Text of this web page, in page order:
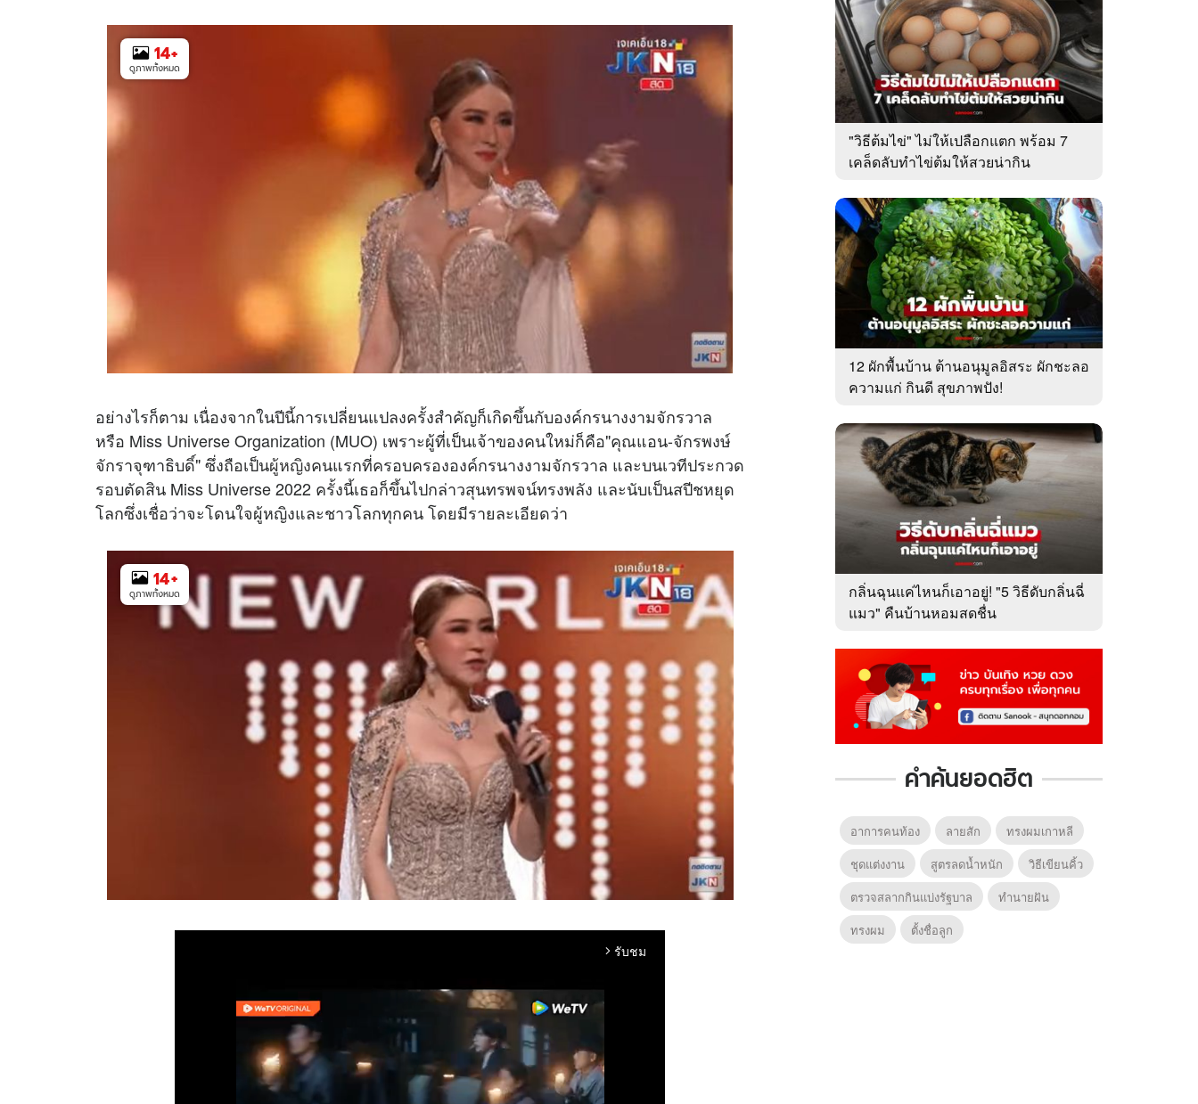
14+
ดูภาพทั้งหมด
อย่างไรก็ตาม เนื่องจากในปีนี้การเปลี่ยนแปลงครั้งสำคัญก็เกิดขึ้นกับองค์กรนางงามจักรวาล
หรือ Miss Universe Organization (MUO) เพราะผู้ที่เป็นเจ้าของคนใหม่ก็คือ"คุณแอน-จักรพงษ์
จักราจุฑาธิบดิ์" ซึ่งถือเป็นผู้หญิงคนแรกที่ครอบครององค์กรนางงามจักรวาล และบนเวทีประกวด
รอบตัดสิน Miss Universe 2022 ครั้งนี้เธอก็ขึ้นไปกล่าวสุนทรพจน์ทรงพลัง และนับเป็นสปีชหยุด
โลกซึ่งเชื่อว่าจะโดนใจผู้หญิงและชาวโลกทุกคน โดยมีรายละเอียดว่า
14+
ดูภาพทั้งหมด
arrow_forward_ios รับชม
"วิธีต้มไข่" ไม่ให้เปลือกแตก พร้อม 7
เคล็ดลับทำไข่ต้มให้สวยน่ากิน
12 ผักพื้นบ้าน ต้านอนุมูลอิสระ ผักชะลอ
ความแก่ กินดี สุขภาพปัง!
กลิ่นฉุนแค่ไหนก็เอาอยู่! "5 วิธีดับกลิ่นฉี่
แมว" คืนบ้านหอมสดชื่น
คำค้นยอดฮิต
อาการคนท้อง ลายสัก
ทรงผมเกาหลี
ชุดแต่งงาน
สูตรลดน้ำหนัก
วิธีเขียนคิ้ว
ตรวจสลากกินแบ่งรัฐบาล
ทำนายฝัน
ทรงผม
ตั้งชื่อลูก